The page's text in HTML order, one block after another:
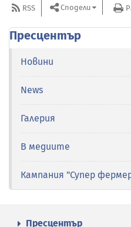
RSS Сподели
Пресцентър
Новини
News
Галерия
В медиите
Кампания "Супер
Пресцентър